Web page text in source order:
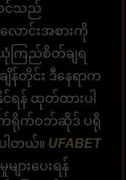
သင်သည်
ောင်းအစားကို
ယုံကြည်စိတ်ချရ
န်တိုင်း ဒီနေရာက
ရန် ထုတ်ထားပါ
ရိုက်ဝဘ်ဆိုဒ် ပရို
ါတယ်။ UFABET
ျားပေးရန်